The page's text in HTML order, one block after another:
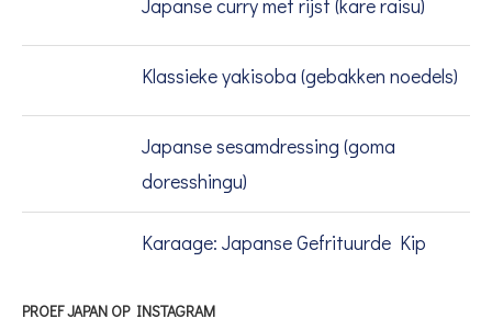
Klassieke yakisoba (gebakken noedels)
Japanse sesamdressing (goma
doresshingu)
Karaage: Japanse Gefrituurde Kip
PROEF JAPAN OP INSTAGRAM